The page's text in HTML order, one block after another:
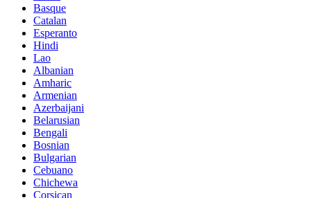
Basque
Catalan
Esperanto
Hindi
Lao
Albanian
Amharic
Armenian
Azerbaijani
Belarusian
Bengali
Bosnian
Bulgarian
Cebuano
Chichewa
Corsican